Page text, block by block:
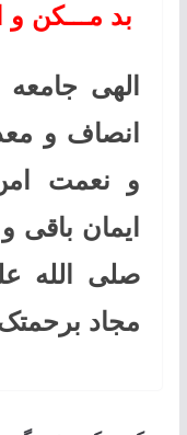
بد مـــکن و
الهی
انصاف و
و نعمت
ایمان باقی
صلی الله
مجاد